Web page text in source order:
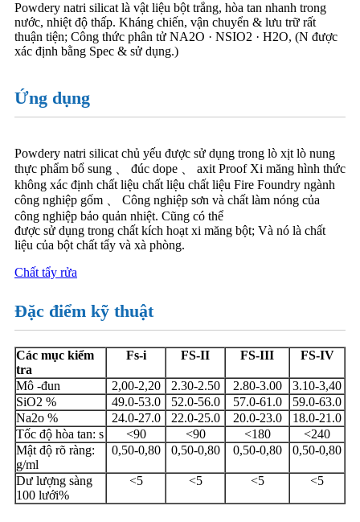
Powdery natri silicat là vật liệu bột trắng, hòa tan nhanh trong
nước, nhiệt độ thấp. Kháng chiến, vận chuyển & lưu trữ rất
thuận tiện; Công thức phân tử NA2O · NSIO2 · H2O, (N được
xác định bằng Spec & sử dụng.)
Ứng dụng
Powdery natri silicat chủ yếu được sử dụng trong lò xịt lò nung
thực phẩm bổ sung 、 đúc dope 、 axit Proof Xi măng hình thức
không xác định chất liệu chất liệu chất liệu Fire Foundry ngành
công nghiệp gốm 、 Công nghiệp sơn và chất làm nóng của
công nghiệp bảo quản nhiệt. Cũng có thể
được sử dụng trong chất kích hoạt xi măng bột; Và nó là chất
liệu của bột chất tẩy và xà phòng.
Chất tẩy rửa
Đặc điểm kỹ thuật
Các mục kiểm
tra
Fs-i FS-II FS-III FS-IV
Mô -đun 2,00-2,20 2.30-2.50 2.80-3.00
3.10-3,40
SiO2 %
49.0-53.0 52.0-56.0 57.0-61.0
59.0-63.0
Na2o %
24.0-27.0 22.0-25.0 20.0-23.0
18.0-21.0
Tốc độ hòa tan: s
<90 <90 <180
<240
Mật độ rõ ràng:
g/ml
0,50-0,80 0,50-0,80 0,50-0,80 0,50-0,80
Dư lượng sàng
100 lưới%
<5 <5 <5 <5